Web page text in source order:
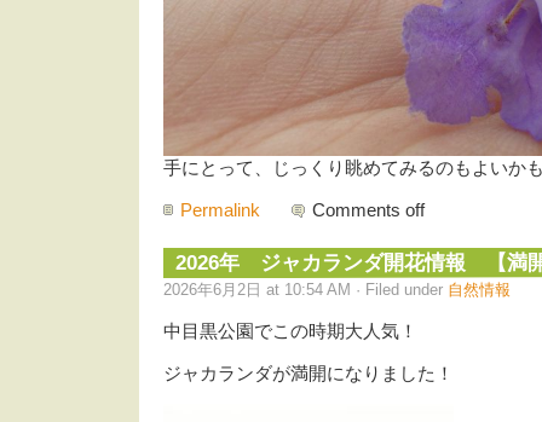
手にとって、じっくり眺めてみるのもよいか
Permalink Comments off
2026年 ジャカランダ開花情報 【満
2026年6月2日 at 10:54 AM · Filed under 自然情報
中目黒公園でこの時期大人気！
ジャカランダが満開になりました！